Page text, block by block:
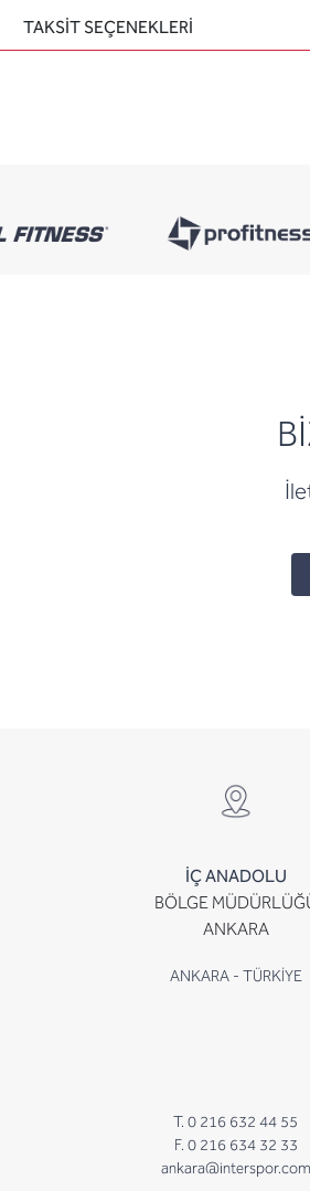
TAKSİT SEÇENEKLERİ
İÇ ANADOLU
BÖLGE
ANKARA
ANKARA - TÜRKİYE
T. 0 216 632 44 55
F. 0 216 634 32 33
ankara@interspor.com